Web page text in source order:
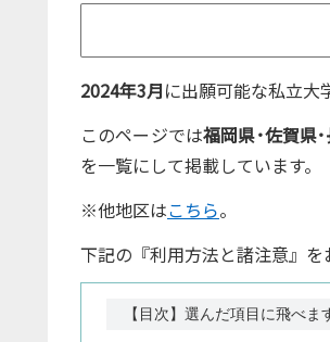
2024年3月に出願可能な私立大
このページでは福岡県･佐賀県
を一覧にして掲載しています。
※他地区はこちら。
下記の『利用方法と諸注意』を
【目次】選んだ項目に飛べま